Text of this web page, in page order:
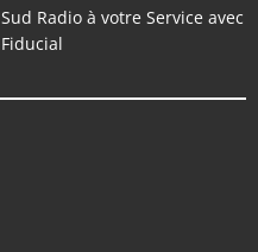
Sud Radio à votre Service avec
Fiducial